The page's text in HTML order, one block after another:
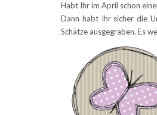
Habt Ihr im April schon
Dann habt Ihr sicher die
Schätze ausgegraben. Es